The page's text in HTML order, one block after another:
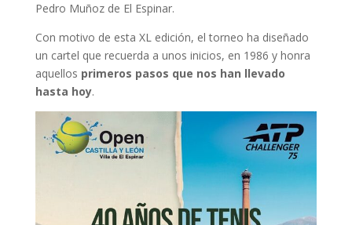
Pedro Muñoz de El Espinar.
Con motivo de esta XL edición, el torneo ha diseñado
un cartel que recuerda a unos inicios, en 1986 y honra
aquellos primeros pasos que nos han llevado
hasta hoy.